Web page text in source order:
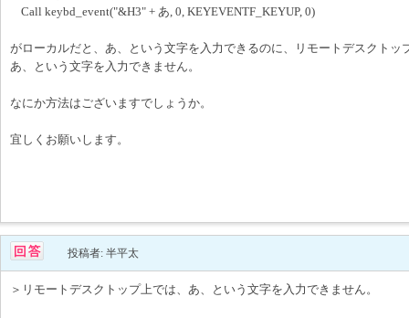
Call keybd_event("&H3" + あ, 0, KEYEVENTF_KEYUP, 0)
がローカルだと、あ、という文字を入力できるのに、リモートデスクトッ
あ、という文字を入力できません。
なにか方法はございますでしょうか。
宜しくお願いします。
投稿者: 半平太
＞リモートデスクトップ上では、あ、という文字を入力できません。